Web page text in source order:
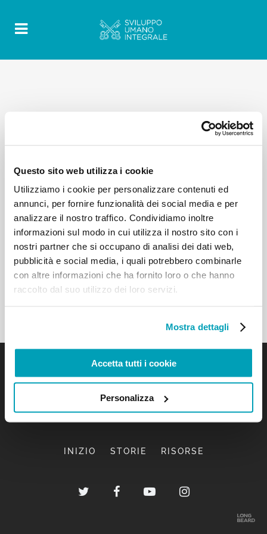
Questo sito web utilizza i cookie
Utilizziamo i cookie per personalizzare contenuti ed
annunci, per fornire funzionalità dei social media e per
analizzare il nostro traffico. Condividiamo inoltre
informazioni sul modo in cui utilizza il nostro sito con i
nostri partner che si occupano di analisi dei dati web,
pubblicità e social media, i quali potrebbero combinarle
con altre informazioni che ha fornito loro o che hanno
raccolto dal suo utilizzo dei loro servizi.
Mostra dettagli
Accetta tutti i cookie
Personalizza
INIZIO STORIE RISORSE